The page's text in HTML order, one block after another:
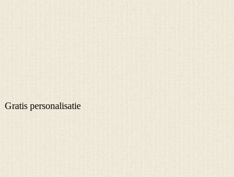
Gratis personalisatie